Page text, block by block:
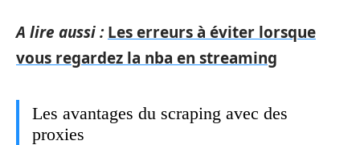
A lire aussi : Les erreurs à éviter lorsque
vous regardez la nba en streaming
Les avantages du scraping avec des
proxies